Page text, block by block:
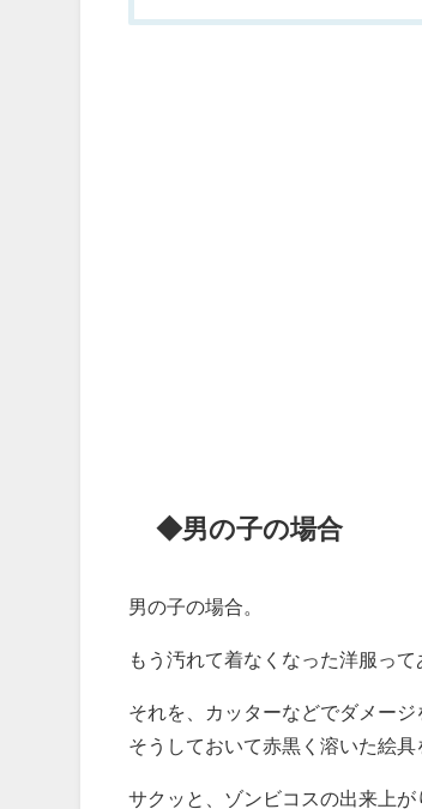
◆男の子の場合
男の子の場合。
もう汚れて着なくなった洋服って
それを、カッターなどでダメージ
そうしておいて赤黒く溶いた絵具
サクッと、ゾンビコスの出来上が